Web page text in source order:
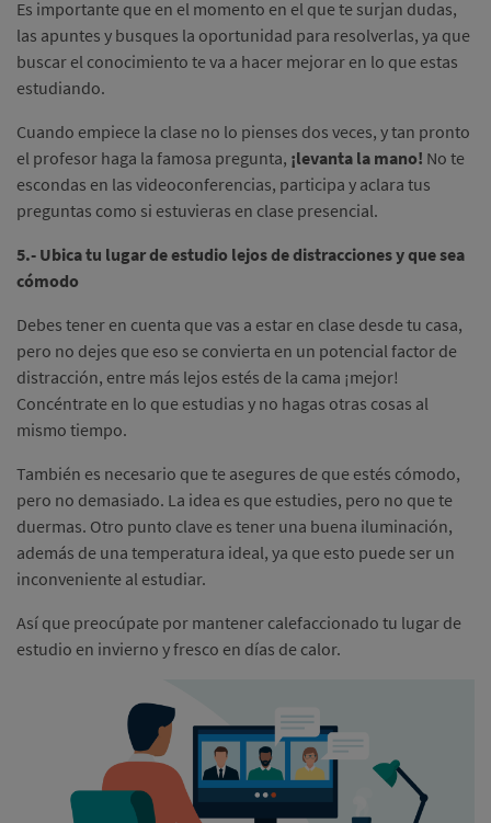
Es importante que en el momento en el que te surjan dudas,
las apuntes y busques la oportunidad para resolverlas, ya que
buscar el conocimiento te va a hacer mejorar en lo que estas
estudiando.
Cuando empiece la clase no lo pienses dos veces, y tan pronto
el profesor haga la famosa pregunta, ¡levanta la mano! No te
escondas en las videoconferencias, participa y aclara tus
preguntas como si estuvieras en clase presencial.
5.- Ubica tu lugar de estudio lejos de distracciones y que sea
cómodo
Debes tener en cuenta que vas a estar en clase desde tu casa,
pero no dejes que eso se convierta en un potencial factor de
distracción, entre más lejos estés de la cama ¡mejor!
Concéntrate en lo que estudias y no hagas otras cosas al
mismo tiempo.
También es necesario que te asegures de que estés cómodo,
pero no demasiado. La idea es que estudies, pero no que te
duermas. Otro punto clave es tener una buena iluminación,
además de una temperatura ideal, ya que esto puede ser un
inconveniente al estudiar.
Así que preocúpate por mantener calefaccionado tu lugar de
estudio en invierno y fresco en días de calor.